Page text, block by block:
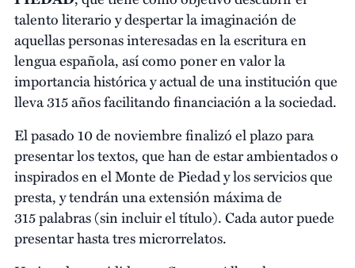
talento literario y despertar la imaginación de
aquellas personas interesadas en la escritura en
lengua española, así como poner en valor la
importancia histórica y actual de una institución que
lleva 315 años facilitando financiación a la sociedad.
El pasado 10 de noviembre finalizó el plazo para
presentar los textos, que han de estar ambientados o
inspirados en el Monte de Piedad y los servicios que
presta, y tendrán una extensión máxima de
315 palabras (sin incluir el título). Cada autor puede
presentar hasta tres microrrelatos.